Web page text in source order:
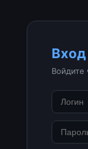
Вход
Войдите